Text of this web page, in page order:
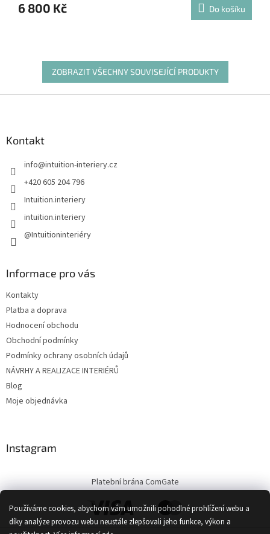
Používáme cookies, abychom vám umožnili pohodlné prohlížení webu a
díky analýze provozu webu neustále zlepšovali jeho funkce, výkon a
6 800 Kč Do košíku
ZOBRAZIT VŠECHNY SOUVISEJÍCÍ PRODUKTY
Kontakt
info@intuition-interiery.cz
+420 605 204 796
Intuition.interiery
intuition.interiery
@Intuitioninteriéry
Informace pro vás
Kontakty
Platba a doprava
Hodnocení obchodu
Obchodní podmínky
Podmínky ochrany osobních údajů
NÁVRHY A REALIZACE INTERIÉRŮ
Blog
Moje objednávka
Instagram
Platební brána ComGate